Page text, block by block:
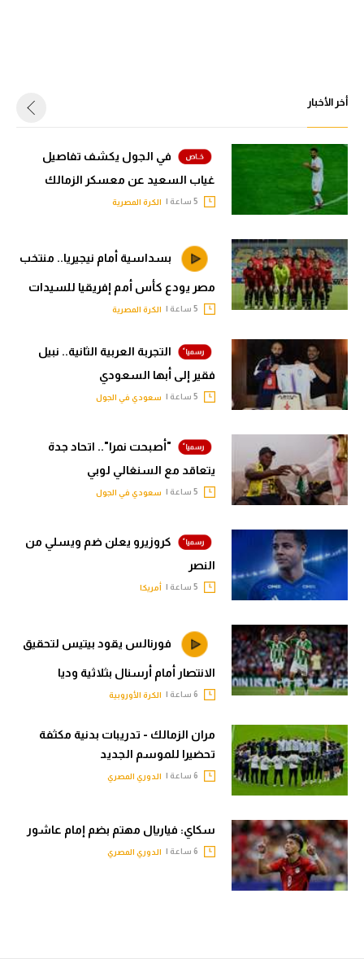
أخر الأخبار
في الجول يكشف تفاصيل
غياب السعيد عن معسكر الزمالك
الكرة المصرية
بسداسية أمام نيجيريا.. منتخب
مصر يودع كأس أمم إفريقيا للسيدات
الكرة المصرية
التجربة العربية الثانية.. نبيل
فقير إلى أبها السعودي
سعودي في الجول
"أصبحت نمرا".. اتحاد جدة
يتعاقد مع السنغالي لوبي
سعودي في الجول
كروزيرو يعلن ضم ويسلي من
النصر
أمريكا
فورنالس يقود بيتيس لتحقيق
الانتصار أمام أرسنال بثلاثية وديا
الكرة الأوروبية
مران الزمالك - تدريبات بدنية مكثفة
تحضيرا للموسم الجديد
الدوري المصري
سكاي: فياريال مهتم بضم إمام عاشور
الدوري المصري